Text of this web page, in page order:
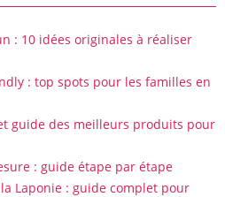
: 10 idées originales à réaliser
: top spots pour les familles en
guide des meilleurs produits pour
: guide étape par étape
Laponie : guide complet pour